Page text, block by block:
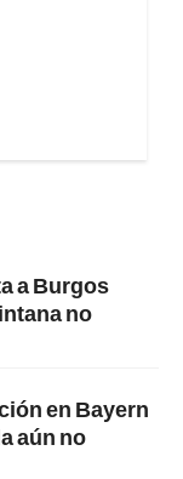
a Burgos
no
en Bayern
aún no